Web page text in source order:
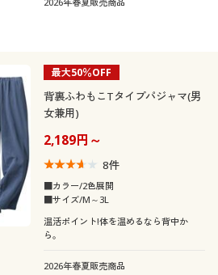
最大50％OFF
背裏ふわもこTタイプパジャマ(男
女兼用)
2,189円～
8件
■カラー/2色展開
■サイズ/M～3L
温活ポイント!体を温めるなら背中か
ら。
2026年春夏販売商品